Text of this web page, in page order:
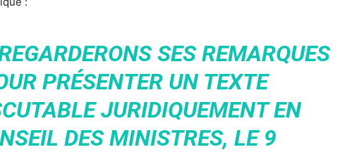
SES REMARQUES
PRÉSENTER UN TEXTE
JURIDIQUEMENT EN
DES MINISTRES, LE 9